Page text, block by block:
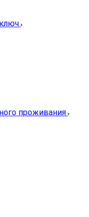
проживания